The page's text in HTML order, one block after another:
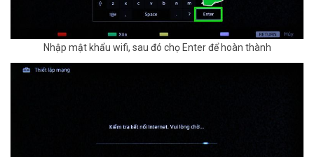
Nhập mật khẩu wifi, sau đó chọ Enter để hoàn thành